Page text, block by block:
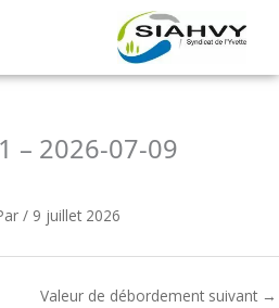
– 2026-07-09
/ 9 juillet 2026
Valeur de débordement suivant →